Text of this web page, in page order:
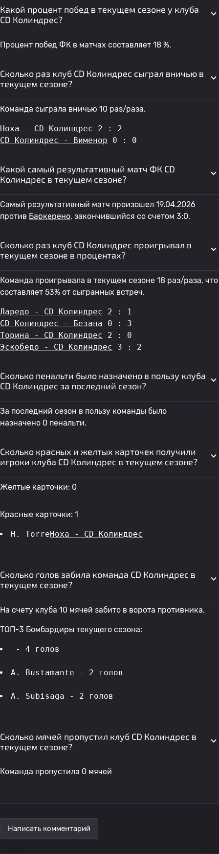
Какой процент побед в текущем сезоне у клуба
CD Колиндрес?
Процент побед ФК в матчах составляет 18 %.
Сколько раз клуб CD Колиндрес сыграл вничью в
текущем сезоне?
Команда сыграла вничью 10 раз/раза.
Ноха - CD Колиндрес 2 : 2
CD Колиндрес - Вименор 0 : 0
Какой самый результативный матч ФК CD
Колиндрес в текущем сезоне?
Самый результативный матч произошел 19.04.2026
против Баркерено, закончившийся со счетом 3:0.
Сколько раз клуб CD Колиндрес проигрывал в
текущем сезоне в процентах?
Команда проигрывала в текущем сезоне 18 раз/раза, что
составляет 53% от сыгранных встреч.
Ларедо - CD Колиндрес 2 : 1
CD Колиндрес - Безана 0 : 3
Торина - CD Колиндрес 2 : 0
Эскобедо - CD Колиндрес 3 : 2
Сколько пенальти было назначено в пользу клуба
CD Колиндрес за последний сезон?
За последний сезон в пользу команды было
назначено 0 пенальти.
Сколько красных и желтых карточек получили
игроки клуба CD Колиндрес в текущем сезоне?
Желтые карточки: 0
Красные карточки: 1
H. TorreНоха - CD Колиндрес
Сколько голов забила команда CD Колиндрес в
текущем сезоне?
На счету клуба 10 мячей забито в ворота противника.
ТОП-3 Бомбардиры текущего сезона:
- 4 голов
A. Bustamante - 2 голов
A. Subisaga - 2 голов
Сколько мячей пропустил клуб CD Колиндрес в
текущем сезоне?
Команда пропустила 0 мячей
Написать комментарий